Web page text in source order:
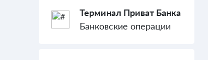
Терминал Приват Банка
Банковские операции